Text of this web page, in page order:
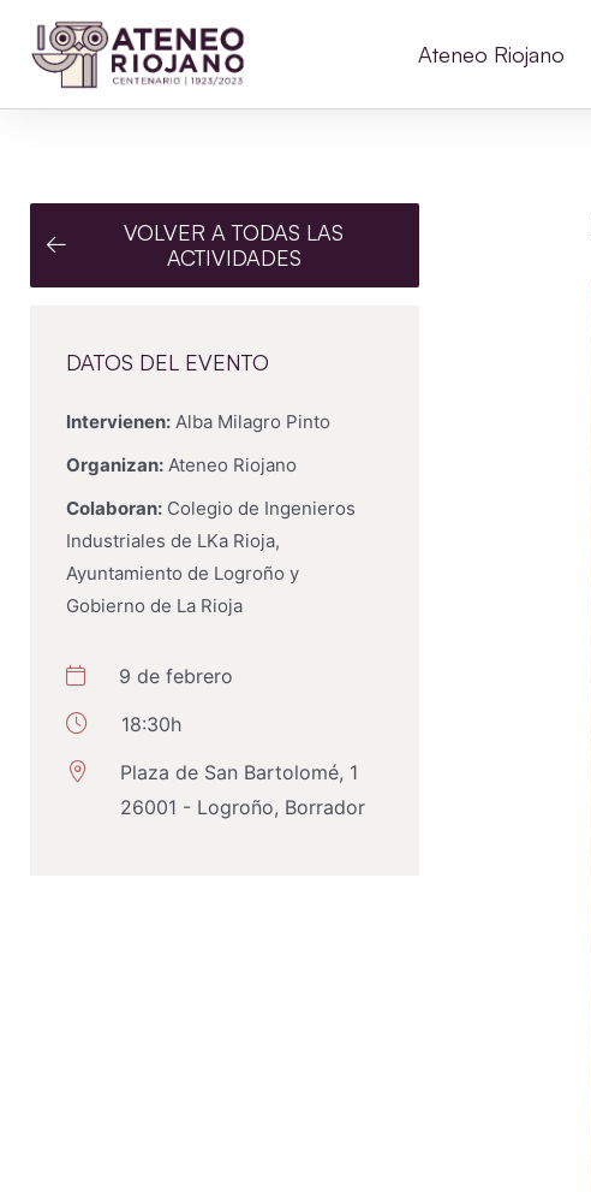
Ateneo Riojano
VOLVER A TODAS LAS
ACTIVIDADES
DATOS DEL EVENTO
Intervienen: Alba Milagro Pinto
Organizan: Ateneo Riojano
Colaboran: Colegio de Ingenieros
Industriales de LKa Rioja,
Ayuntamiento de Logroño y
Gobierno de La Rioja
9 de febrero
18:30h
Plaza de San Bartolomé, 1
26001 - Logroño, Borrador